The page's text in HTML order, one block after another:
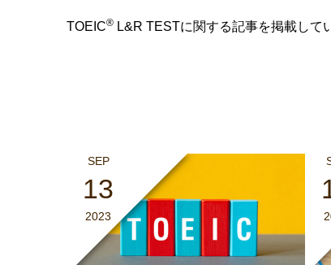
TOEIC® L&R TESTに関する記事を掲載して
SEP
13
2023